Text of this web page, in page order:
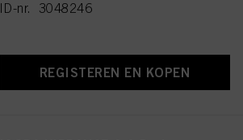
ID-nr. 3048246
REGISTEREN EN KOPEN